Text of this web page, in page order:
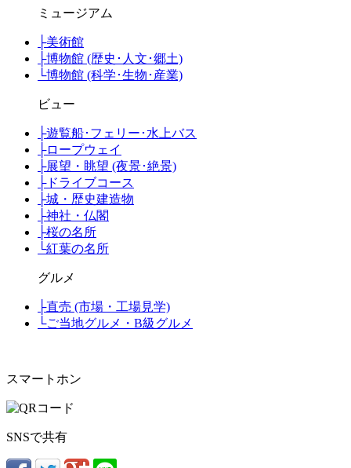
ミュージアム
├美術館
├博物館 (歴史･人文･郷土)
└博物館 (科学･生物･産業)
ビュー
├遊覧船･フェリー･水上バス
├ロープウェイ
├展望・眺望 (夜景･絶景)
├ドライブコース
├城・歴史建造物
├神社・仏閣
├桜の名所
└紅葉の名所
グルメ
├直売 (市場・工場見学)
└ご当地グルメ・B級グルメ
スマートホン
SNSで共有